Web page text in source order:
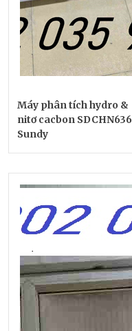
Máy phân tích hydro &
nitơ cacbon SDCHN636
Sundy